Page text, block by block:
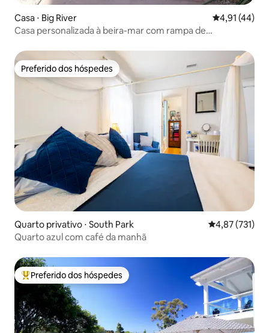
Casa ⋅ Big River 4,91 de uma
4,91 (44)
Casa personalizada à beira-mar com rampa de
Preferido dos hóspedes
Preferido dos hóspedes
Quarto privativo ⋅ South Park 4,87 de uma
4,87 (731)
Quarto azul com café da manhã
Entre os melhores preferidos dos hóspedes
Preferido dos hóspedes